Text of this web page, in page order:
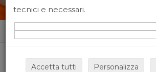
Home News&events
tecnici e necessari.
Accetta tutti Personalizza